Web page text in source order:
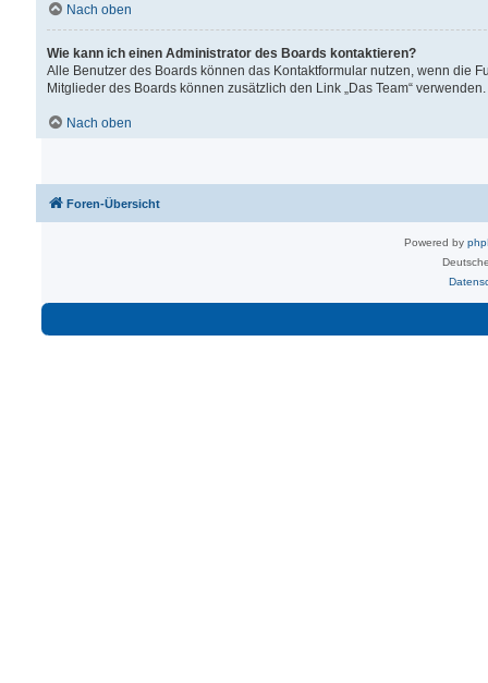
Nach oben
Wie kann ich einen Administrator des Boards kontaktieren?
Alle Benutzer des Boards können das Kontaktformular nutzen, wenn die
Mitglieder des Boards können zusätzlich den Link „Das Team“ verwenden.
Nach oben
Foren-Übersicht
Powered by